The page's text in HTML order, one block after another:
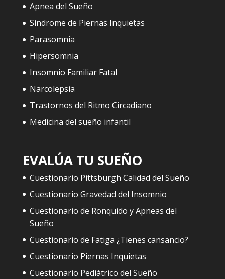
Apnea del Sueño
Síndrome de Piernas Inquietas
Parasomnia
Hipersomnia
Insomnio Familiar Fatal
Narcolepsia
Trastornos del Ritmo Circadiano
Medicina del sueño infantil
EVALÚA TU SUEÑO
Cuestionario Pittsburgh Calidad del Sueño
Cuestionario Gravedad del Insomnio
Cuestionario de Ronquido y Apneas del
Sueño
Cuestionario de Fatiga ¿Tienes cansancio?
Cuestionario Piernas Inquietas
Cuestionario Pediátrico del Sueño